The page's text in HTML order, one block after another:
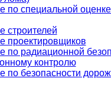
по специальной
строителей
проектировщиков
по радиационной
контролю
по безопасности